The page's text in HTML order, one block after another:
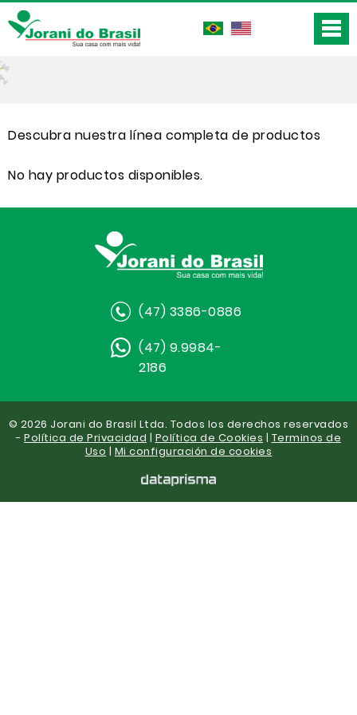
Descubra nuestra línea completa de productos
No hay productos disponibles.
(47) 3386-0886
(47) 9.9984-
2186
© 2026 Jorani do Brasil Ltda. Todos los derechos reservados
- Política de Privacidad | Política de Cookies | Terminos de
Uso | Mi configuración de cookies